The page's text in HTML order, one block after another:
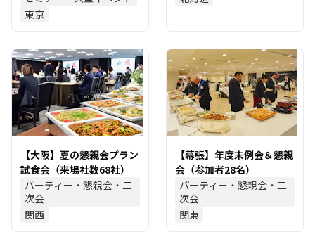
東京
【大阪】夏の懇親会プラン
試食会（来場社数68社）
パーティー・懇親会・二
次会
関西
【幕張】年度末例会＆懇親
会（参加者28名）
パーティー・懇親会・二
次会
関東